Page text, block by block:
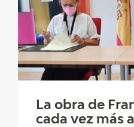
La obra de
cada vez más